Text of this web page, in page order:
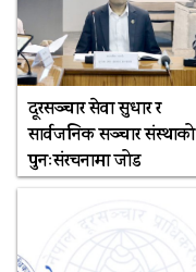
दूरसञ्चार सेवा सुधार र
सार्वजनिक सञ्चार संस्थाको
पुनःसंरचनामा जोड